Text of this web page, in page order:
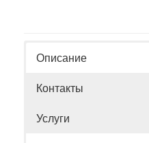
Описание
Контакты
Услуги